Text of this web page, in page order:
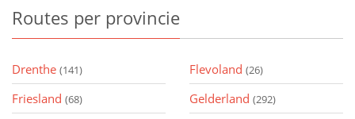
Routes per provincie
Drenthe (141) Flevoland (26)
Friesland (68) Gelderland (292)